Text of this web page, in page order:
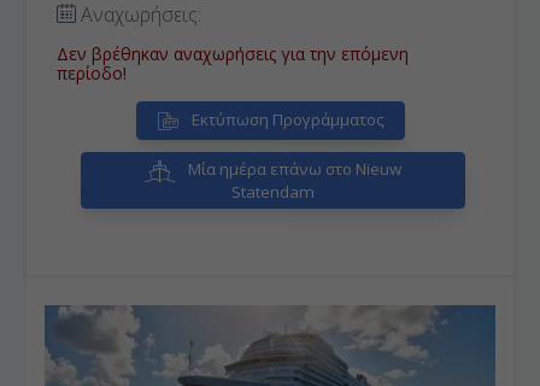
Αναχωρήσεις:
Δεν βρέθηκαν αναχωρήσεις για την επόμενη
περίοδο!
Εκτύπωση Προγράμματος
Μία ημέρα επάνω στο Nieuw
Statendam